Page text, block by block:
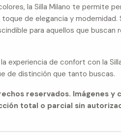
la Silla Milano te permite
de elegancia y modernidad.
para aquellos que buscan
experiencia de confort con la
de distinción que tanto buscas.
reservados. Imágenes
total o parcial sin